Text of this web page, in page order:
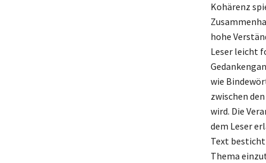
Kohärenz
hohe
Leser leicht
wie
zwischen
wird. Die
dem Leser
Text besticht
Thema